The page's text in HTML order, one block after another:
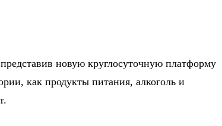
новую круглосуточную платформу
как продукты питания, алкоголь и